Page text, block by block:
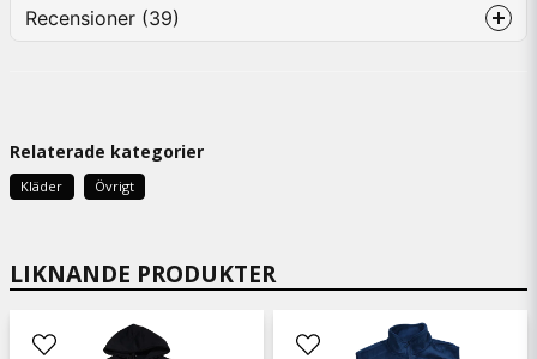
Recensioner (39)
skulle spänna in den
magnus
2 päivää sitten
LIKNANDE PRODUKTER
Relaterade kategorier
Kläder Övrigt